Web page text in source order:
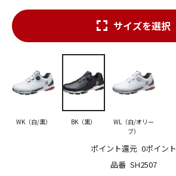
品番 SH2507
ポイント還元 0ポイント
サイズを選択
WK（白/黒） BK（黒）
WL（白/オリー
ブ）